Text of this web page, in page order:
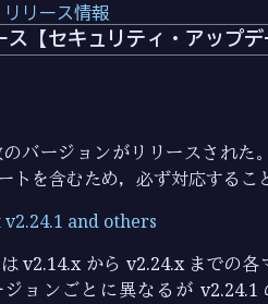
リリース情報
【セキュリティ・アップデ
バージョンがリリースされた
トを含むため，必ず対応するこ
and others
v2.14.x から v2.24.x までの
ョンごとに異なるが v2.24.1